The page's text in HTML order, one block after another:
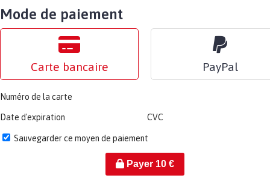
Mode de paiement
Carte bancaire PayPal
Numéro de la carte
Date d'expiration CVC
Sauvegarder ce moyen de paiement
Payer 10€